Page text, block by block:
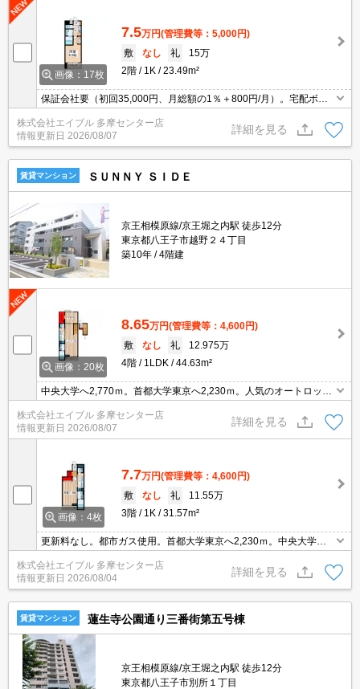
画像：17枚
7.5万円(管理費等：5,000円)
敷
なし 礼
15万
2階
1K 23.49m²
保証会社要（初回35,000円、月総額の1％＋800円/月）。宅配ボッ
クスあり。室内に洗濯機置場あり。経済的な都市ガス使用。仲介手
数料家賃の0.55ヵ月分(税込)。人気のオートロック付マンション。
株式会社エイブル 多摩センター店
情報更新日 2026/08/07
詳細を見る
賃貸マンション ＳＵＮＮＹ ＳＩＤＥ
京王相模原線/京王堀之内駅 徒歩12分
東京都八王子市越野２４丁目
築10年
4階建
画像：20枚
8.65万円(管理費等：4,600円)
敷
なし 礼
12.975万
4階
1LDK 44.63m²
中央大学へ2,770ｍ。首都大学東京へ2,230ｍ。人気のオートロック
付マンション。NURO光無料。浴室乾燥機、室内物干し付きで雨の
日も安心です。
株式会社エイブル 多摩センター店
情報更新日 2026/08/07
詳細を見る
画像：4枚
7.7万円(管理費等：4,600円)
敷
なし 礼
11.55万
3階
1K 31.57m²
更新料なし。都市ガス使用。首都大学東京へ2,230ｍ。中央大学へ2,
770ｍ。人気のオートロック付マンション。NURO光無料。
株式会社エイブル 多摩センター店
情報更新日 2026/08/04
詳細を見る
賃貸マンション 蓮生寺公園通り三番街第五号棟
京王相模原線/京王堀之内駅 徒歩12分
東京都八王子市別所１丁目